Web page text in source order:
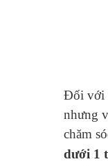
Đối với
nhưng
chăm
dưới 1